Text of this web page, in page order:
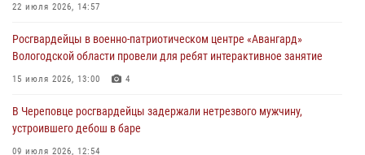
В Вологде стартовал Чемпионат Северо-Западного округа
29 июля 2026, 13:20
В Вологде росгвардейцы задержали мужчину, подозреваемого в
29 июля 2026, 09:08
22 июля 2026, 14:57
Росгвардейцы в военно-патриотическом центре «Авангард»
Вологодской области провели для ребят интерактивное занятие
15 июля 2026, 13:00 4
В Череповце росгвардейцы задержали нетрезвого мужчину,
устроившего дебош в баре
09 июля 2026, 12:54